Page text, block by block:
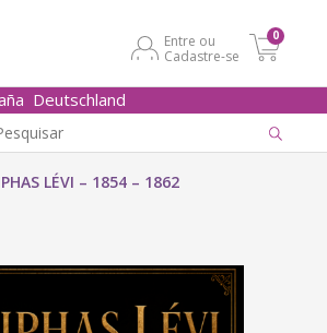
Entre ou
Cadastre-se
0
Deutschland
LÉVI – 1854 – 1862